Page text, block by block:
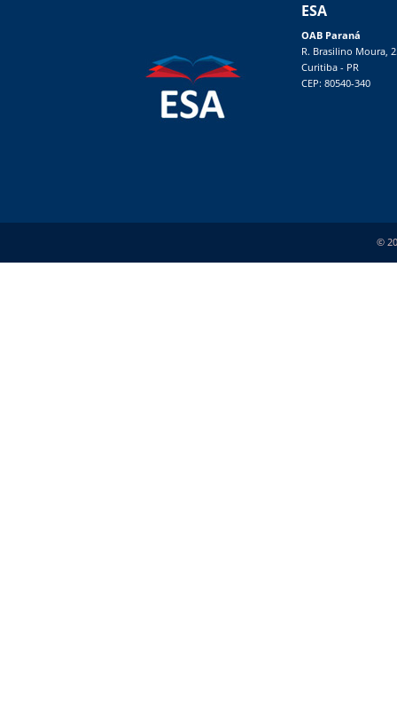
ESA
OAB Paraná
R. Brasilino Moura,
Curitiba - PR
CEP: 80540-340
©